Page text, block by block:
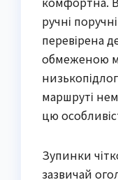
ручні
перевірена
обмеженою
маршруті
цю
Зупинки
зазвичай